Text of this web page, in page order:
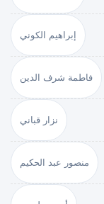
إبراهيم الكوني
فاطمة شرف الدين
نزار قباني
منصور عبد الحكيم